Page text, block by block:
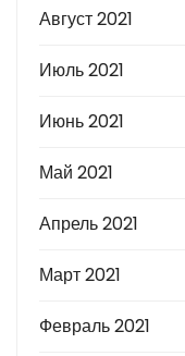
Август 2021
Июль 2021
Июнь 2021
Май 2021
Апрель 2021
Март 2021
Февраль 2021